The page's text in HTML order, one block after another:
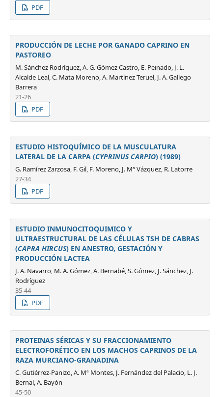
PDF
PRODUCCIÓN DE LECHE POR GANADO CAPRINO EN
PASTOREO
M. Sánchez Rodríguez, A. G. Gómez Castro, E. Peinado, J. L.
Alcalde Leal, C. Mata Moreno, A. Martínez Teruel, J. A. Gallego
Barrera
21-26
PDF
ESTUDIO HISTOQUÍMICO DE LA MUSCULATURA
LATERAL DE LA CARPA (CYPRINUS CARPIO) (1989)
G. Ramírez Zarzosa, F. Gil, F. Moreno, J. Mª Vázquez, R. Latorre
27-34
PDF
ESTUDIO INMUNOCITOQUIMICO Y
ULTRAESTRUCTURAL DE LAS CÉLULAS TSH DE CABRAS
(CAPRA HIRCUS) EN ANESTRO, GESTACIÓN Y
PRODUCCIÓN LACTEA
J. A. Navarro, M. A. Gómez, A. Bernabé, S. Gómez, J. Sánchez, J.
Rodríguez
35-44
PDF
PROTEINAS SÉRICAS Y SU FRACCIONAMIENTO
ELECTROFORÉTICO EN LOS MACHOS CAPRINOS DE LA
RAZA MURCIANO-GRANADINA
C. Gutiérrez-Panizo, A. Mª Montes, J. Fernández del Palacio, L. J.
Bernal, A. Bayón
45-50